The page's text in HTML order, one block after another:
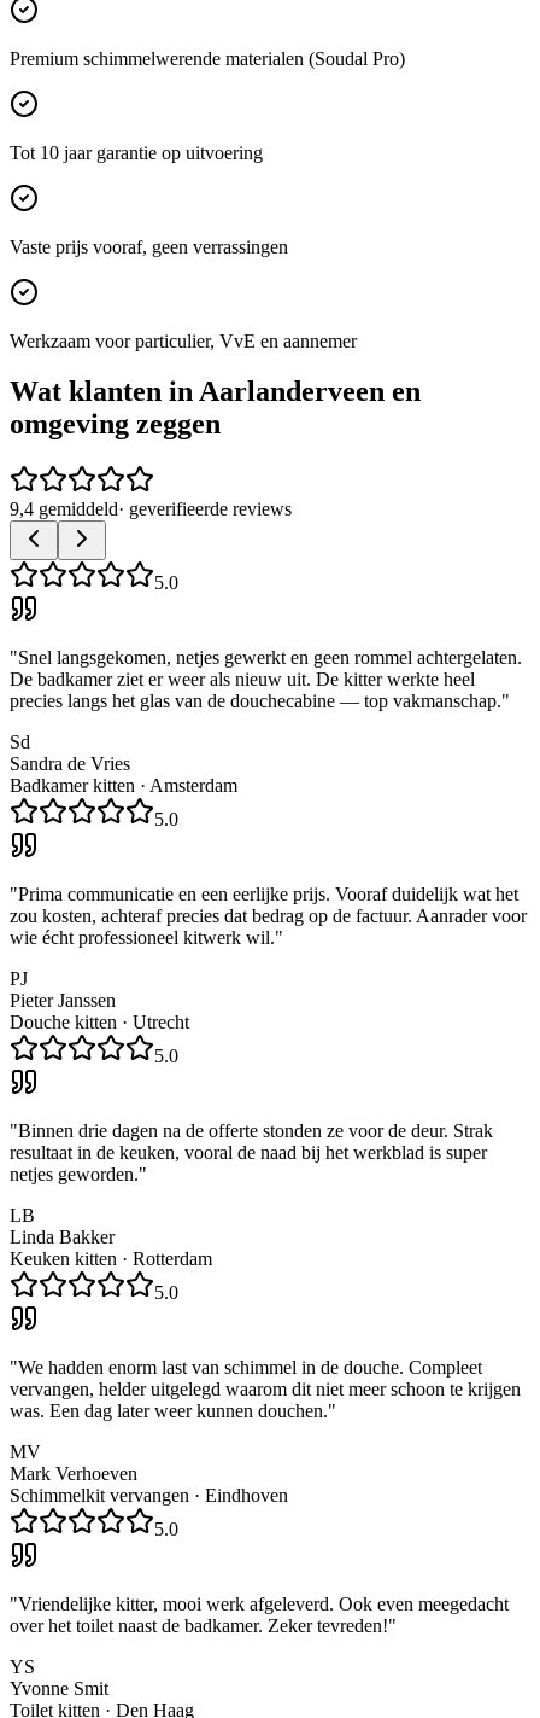
Premium schimmelwerende materialen (Soudal Pro)
Tot 10 jaar garantie op uitvoering
Vaste prijs vooraf, geen verrassingen
Werkzaam voor particulier, VvE en aannemer
Wat klanten inAarlanderveen en
omgeving zeggen
9,4 gemiddeld· geverifieerde reviews
5.0
"Snel langsgekomen, netjes gewerkt en geen rommel achtergelaten.
De badkamer ziet er weer als nieuw uit. De kitter werkte heel
precies langs het glas van de douchecabine — top vakmanschap."
Sd
Sandra de Vries
Badkamer kitten · Amsterdam
5.0
"Prima communicatie en een eerlijke prijs. Vooraf duidelijk wat het
zou kosten, achteraf precies dat bedrag op de factuur. Aanrader voor
wie écht professioneel kitwerk wil."
PJ
Pieter Janssen
Douche kitten · Utrecht
5.0
"Binnen drie dagen na de offerte stonden ze voor de deur. Strak
resultaat in de keuken, vooral de naad bij het werkblad is super
netjes geworden."
LB
Linda Bakker
Keuken kitten · Rotterdam
5.0
"We hadden enorm last van schimmel in de douche. Compleet
vervangen, helder uitgelegd waarom dit niet meer schoon te krijgen
was. Een dag later weer kunnen douchen."
MV
Mark Verhoeven
Schimmelkit vervangen · Eindhoven
5.0
"Vriendelijke kitter, mooi werk afgeleverd. Ook even meegedacht
over het toilet naast de badkamer. Zeker tevreden!"
YS
Yvonne Smit
Toilet kitten · Den Haag